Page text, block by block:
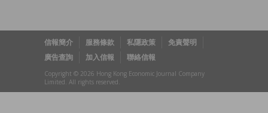
信報簡介 服務條款 私隱政策
免責聲明
廣告查詢
加入信報 聯絡信報
Copyright © 2026 Hong Kong Economic Journal Company
Limited. All rights reserved.